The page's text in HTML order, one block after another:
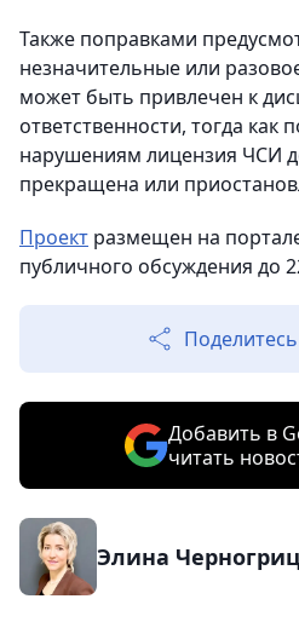
Также поправками
незначительные или
может быть привлечен к
ответственности, тогда как
нарушениям лицензия ЧСИ
прекращена или
Проект размещен на
публичного обсуждения до
Добавить в
читать
Элина